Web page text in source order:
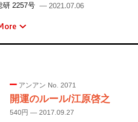
研 2257号 — 2021.07.06
アンアン No. 2071
開運のルール/江原啓之
540円 — 2017.09.27